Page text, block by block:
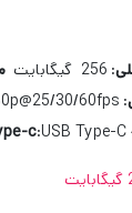
: 256 گیگابایت
:
30/60fps
c:USB Type-C